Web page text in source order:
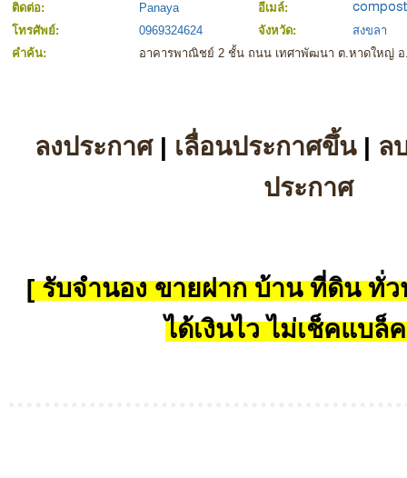
ติดต่อ:
Panaya
อีเมล์:
โทรศัพย์:
0969324624 จังหวัด:
สงขลา
คำค้น:
อาคารพาณิชย์ 2 ชั้น ถนน เทศาพัฒนา ต.หาดใหญ่
ลงประกาศ| เลื่อนประกาศขึ้น| ล
ประกาศ
[ รับจำนอง ขายฝาก บ้าน ที่ดิน ทั่ว
ได้เงินไว ไม่เช็คแบล็